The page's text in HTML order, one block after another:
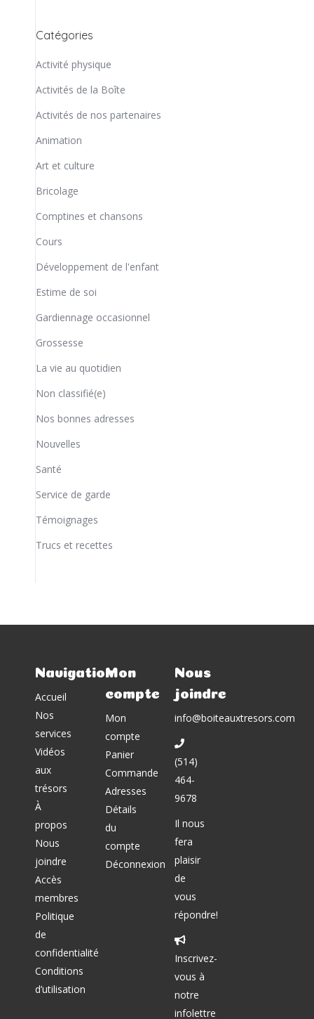
Catégories
Activité physique
Activités de la Boîte
Activités de nos partenaires
Animation
Art et culture
Bricolage
Comptines et chansons
Cours
Développement de l'enfant
Estime de soi
Gardiennage occasionnel
Grossesse
La vie au quotidien
Non classifié(e)
Nos bonnes adresses
Nouvelles
Santé
Service de garde
Témoignages
Trucs et recettes
Navigation
Accueil
Nos
services
Vidéos
aux
trésors
À
propos
Nous
joindre
Accès
membres
Politique
de
confidentialité
Conditions
d’utilisation
Mon
compte
Mon
compte
Panier
Commande
Adresses
Détails
du
compte
Déconnexion
Nous
joindre
info@boiteauxtresors.com
(514)
464-
9678
Il nous
fera
plaisir
de
vous
répondre!
Inscrivez-
vous à
notre
infolettre